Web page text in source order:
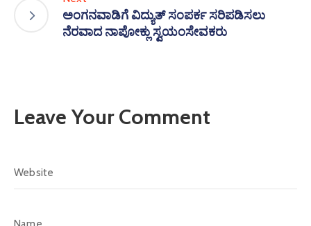
ಅಂಗನವಾಡಿಗೆ ವಿದ್ಯುತ್ ಸಂಪರ್ಕ ಸರಿಪಡಿಸಲು
ನೆರವಾದ ನಾಪೋಕ್ಲು ಸ್ವಯಂಸೇವಕರು
Leave Your Comment